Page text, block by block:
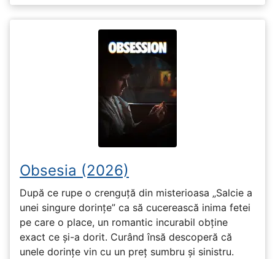
Obsesia (2026)
După ce rupe o crenguță din misterioasa „Salcie a
unei singure dorințe” ca să cucerească inima fetei
pe care o place, un romantic incurabil obține
exact ce și-a dorit. Curând însă descoperă că
unele dorințe vin cu un preț sumbru și sinistru.